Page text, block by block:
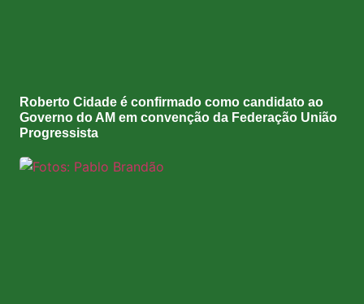
Roberto Cidade é confirmado como candidato ao
Governo do AM em convenção da Federação União
Progressista